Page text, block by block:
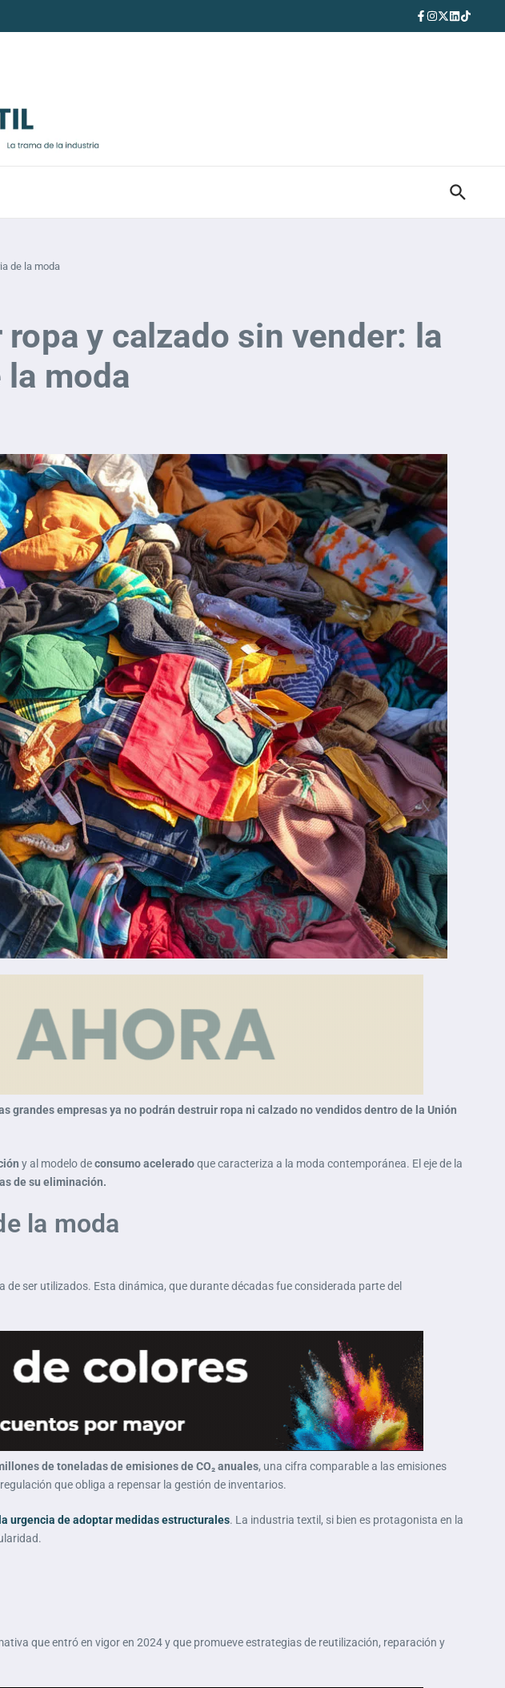
de la moda
y calzado sin vender: la
moda
grandes empresas ya no podrán destruir ropa ni calzado no vendidos dentro de la Unión
y al modelo deconsumo aceleradoque caracteriza a la moda contemporánea. El eje de la
de su eliminación.
la moda
ser utilizados. Esta dinámica, que durante décadas fue considerada parte del
de toneladas de emisiones de CO₂ anuales, una cifra comparable a las emisiones
que obliga a repensar la gestión de inventarios.
urgencia de adoptar medidas estructurales. La industria textil, si bien es protagonista en la
que entró en vigor en 2024 y que promueve estrategias de reutilización, reparación y